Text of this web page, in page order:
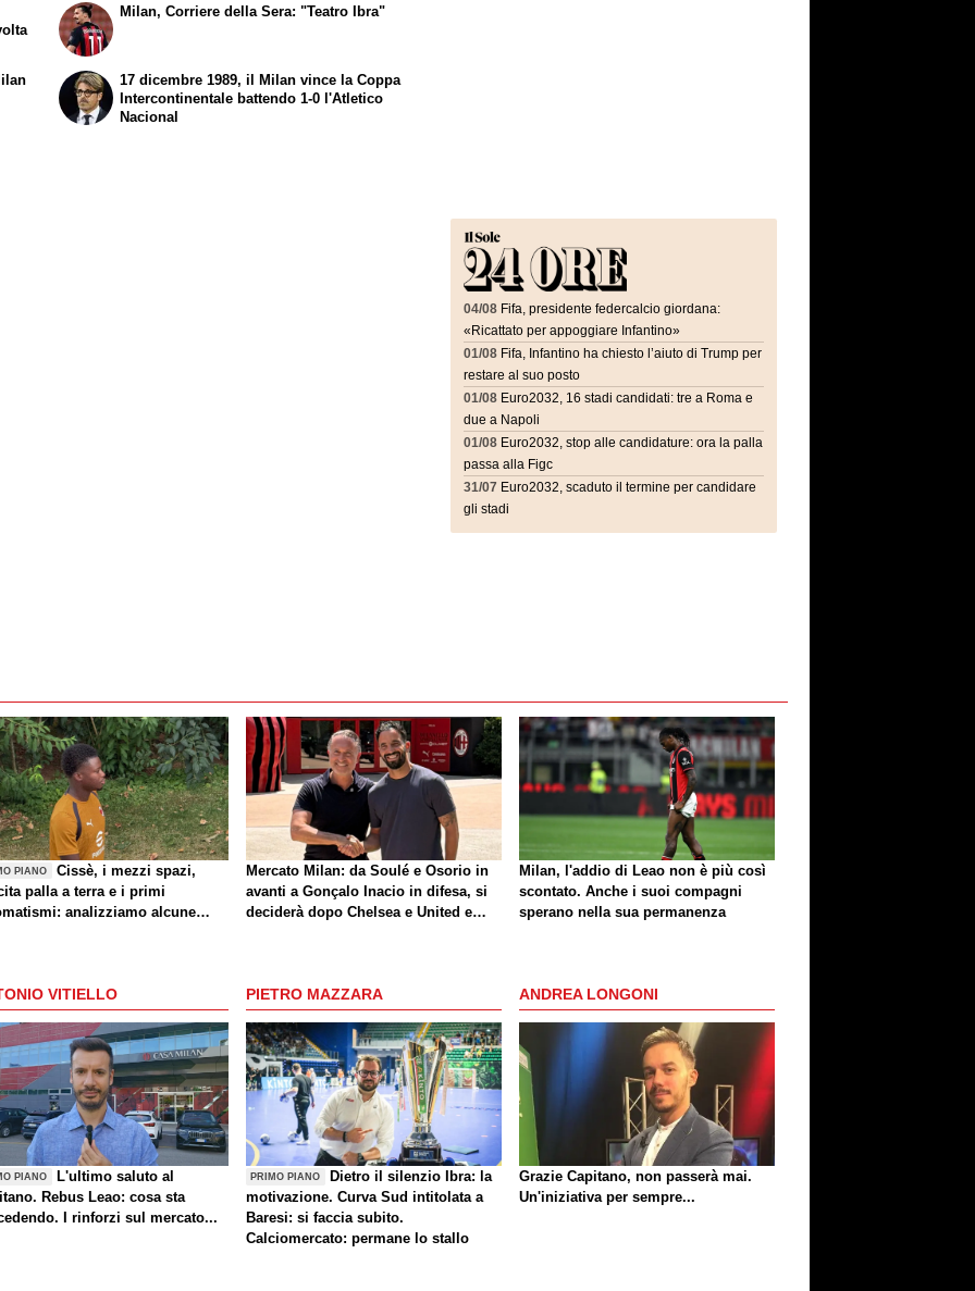
Milan, Corriere della Sera: "Teatro Ibra"
17 dicembre 1989, il Milan vince la Coppa
Intercontinentale battendo 1-0 l'Atletico
Nacional
04/08 Fifa, presidente federcalcio giordana:
«Ricattato per appoggiare Infantino»
01/08 Fifa, Infantino ha chiesto l’aiuto di Trump per
restare al suo posto
01/08 Euro2032, 16 stadi candidati: tre a Roma e
due a Napoli
01/08 Euro2032, stop alle candidature: ora la palla
passa alla Figc
31/07 Euro2032, scaduto il termine per candidare
gli stadi
PIANO
Cissè, i mezzi spazi,
palla a terra e i primi
analizziamo alcune
Mercato Milan: da Soulé e Osorio in
avanti a Gonçalo Inacio in difesa, si
deciderà dopo Chelsea e United e
Milan, l'addio di Leao non è più così
scontato. Anche i suoi compagni
sperano nella sua permanenza
VITIELLO
PIANO
L'ultimo saluto al
Rebus Leao: cosa sta
I rinforzi sul mercato...
PIETRO MAZZARA
PRIMO PIANO
Dietro il silenzio Ibra: la
motivazione. Curva Sud intitolata a
Baresi: si faccia subito.
Calciomercato: permane lo stallo
ANDREA LONGONI
Grazie Capitano, non passerà mai.
Un'iniziativa per sempre...